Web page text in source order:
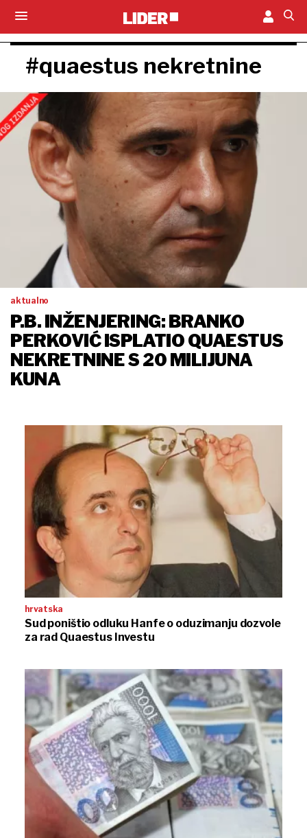
#quaestus nekretnine
aktualno
P.B. INŽENJERING: BRANKO
PERKOVIĆ ISPLATIO QUAESTUS
NEKRETNINE S 20 MILIJUNA
KUNA
hrvatska
Sud poništio odluku Hanfe o oduzimanju dozvole
za rad Quaestus Investu